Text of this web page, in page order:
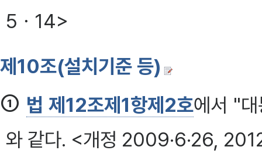
5ㆍ14>
제10조(설치기준 등)
① 법 제12조제1항제2호에서 "
와 같다. <개정 2009·6·26,